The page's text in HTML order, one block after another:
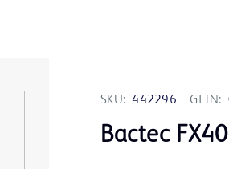
SKU: 442296 GTIN:
Bactec FX40